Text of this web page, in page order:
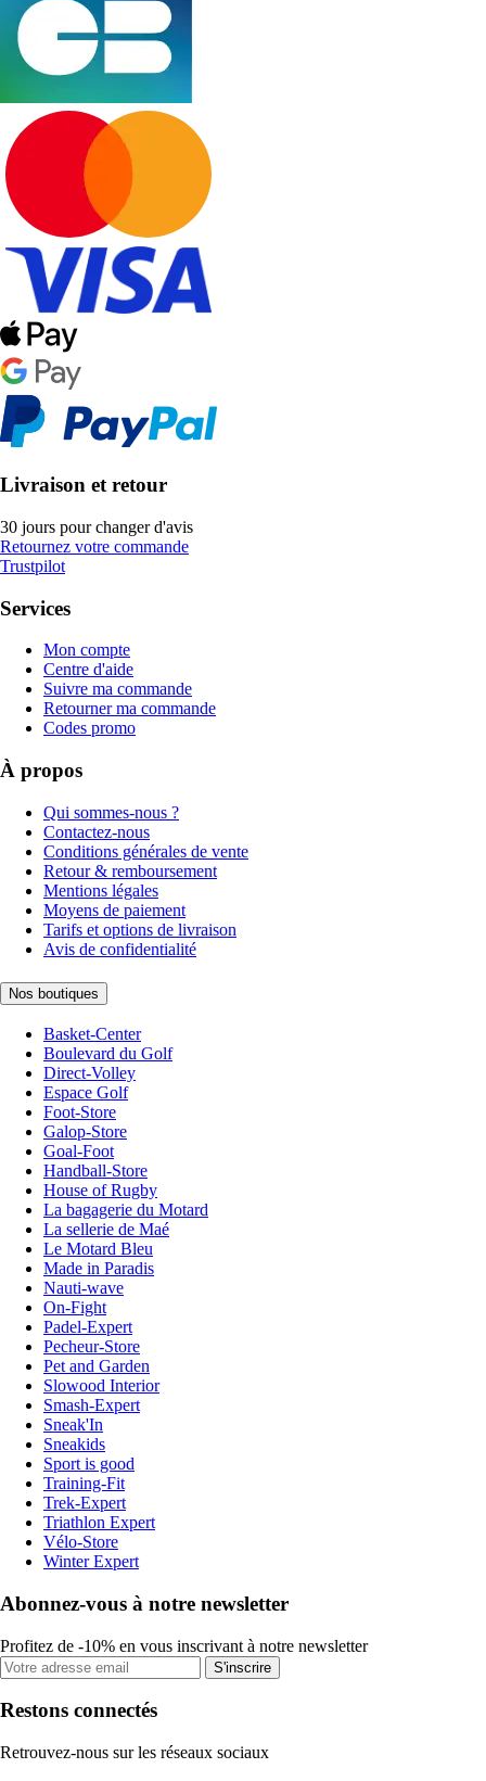
Livraison et retour
30 jours pour changer d'avis
Retournez votre commande
Trustpilot
Services
Mon compte
Centre d'aide
Suivre ma commande
Retourner ma commande
Codes promo
À propos
Qui sommes-nous ?
Contactez-nous
Conditions générales de vente
Retour & remboursement
Mentions légales
Moyens de paiement
Tarifs et options de livraison
Avis de confidentialité
Nos boutiques
Basket-Center
Boulevard du Golf
Direct-Volley
Espace Golf
Foot-Store
Galop-Store
Goal-Foot
Handball-Store
House of Rugby
La bagagerie du Motard
La sellerie de Maé
Le Motard Bleu
Made in Paradis
Nauti-wave
On-Fight
Padel-Expert
Pecheur-Store
Pet and Garden
Slowood Interior
Smash-Expert
Sneak'In
Sneakids
Sport is good
Training-Fit
Trek-Expert
Triathlon Expert
Vélo-Store
Winter Expert
Abonnez-vous à notre newsletter
Profitez de -10% en vous inscrivant à notre newsletter
S'inscrire
Restons connectés
Retrouvez-nous sur les réseaux sociaux